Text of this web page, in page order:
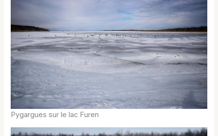
Pygargues sur le lac Furen